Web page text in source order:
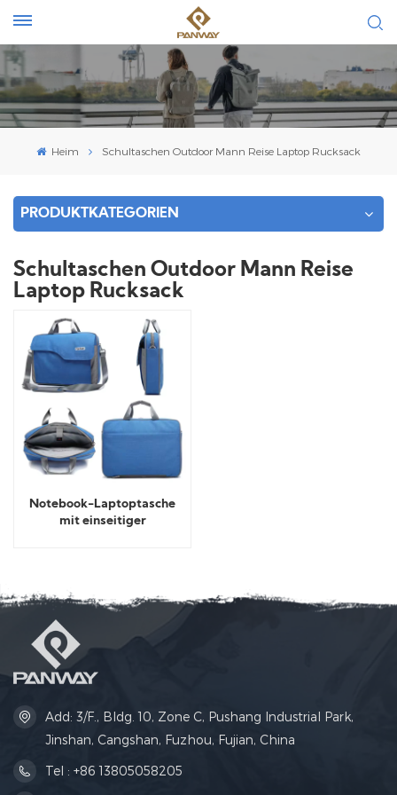
Heim Schultaschen Outdoor Mann Reise Laptop Rucksack
PRODUKTKATEGORIEN
Schultaschen Outdoor Mann Reise
Laptop Rucksack
Notebook-Laptoptasche
mit einseitiger
Add: 3/F., Bldg. 10, Zone C, Pushang Industrial Park,
Jinshan, Cangshan, Fuzhou, Fujian, China
Tel : +86 13805058205